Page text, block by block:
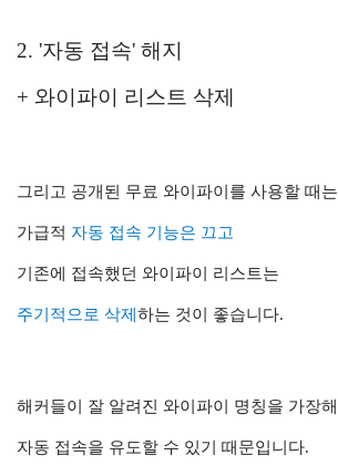
2. '자동 접속' 해지
+ 와이파이 리스트 삭제
그리고 공개된 무료 와이파이를 사용할 때는
가급적 자동 접속 기능은 끄고
기존에 접속했던 와이파이 리스트는
주기적으로 삭제 하는 것이 좋습니다.
해커들이 잘 알려진 와이파이 명칭을 가장해
자동 접속을 유도할 수 있기 때문입니다.